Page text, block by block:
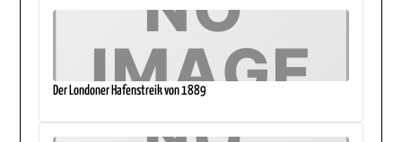
Der Londoner Hafenstreik von 1889